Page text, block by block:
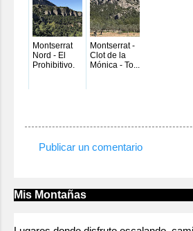
Montserrat
Nord - El
Prohibitivo.
Montserrat -
Clot de la
Mónica - To...
C
m
n
Publicar un comentario
Mis Montañas